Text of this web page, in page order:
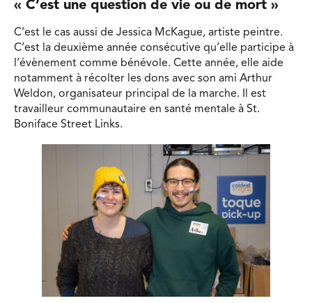
« C’est une question de vie ou de mort »
C’est le cas aussi de Jessica McKague, artiste peintre.
C’est la deuxième année consécutive qu’elle participe à
l’évènement comme bénévole. Cette année, elle aide
notamment à récolter les dons avec son ami Arthur
Weldon, organisateur principal de la marche. Il est
travailleur communautaire en santé mentale à St.
Boniface Street Links.